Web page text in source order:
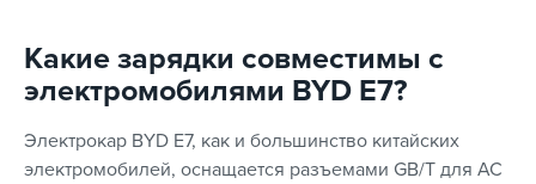
Какие зарядки совместимы с
электромобилями BYD E7?
Электрокар BYD E7, как и большинство китайских
электромобилей, оснащается разъемами GB/T для AC